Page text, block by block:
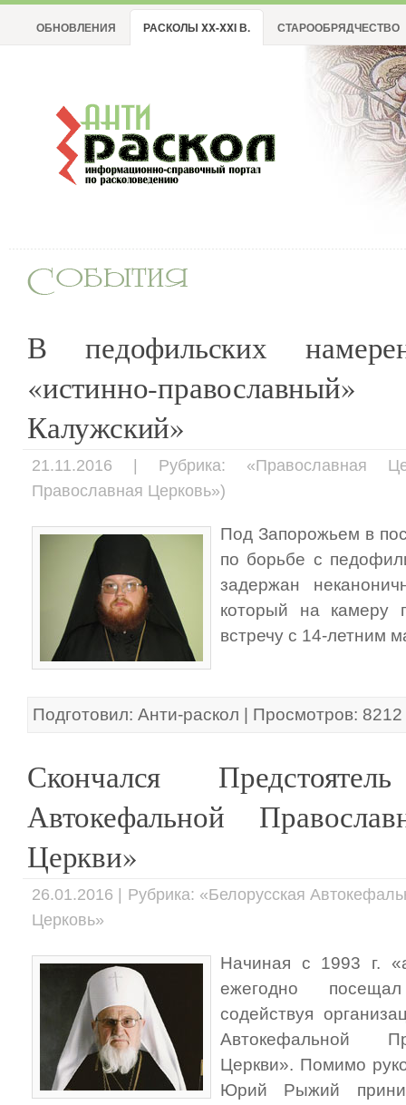
ОБНОВЛЕНИЯ РАСКОЛЫ XX-XXI В. СТАРООБРЯДЧЕСТВО
В педофильских
«истинно-
Калужский»
21.11.2016 | Рубрика: «Православная
Православная Церковь»)
Под Запорожьем в
по борьбе с
задержан
который на камеру
встречу с 14-летним
Подготовил: Анти-раскол | Просмотров: 8212
Скончался
Автокефальной
Церкви»
26.01.2016 | Рубрика: «Белорусская
Церковь»
Начиная с 1993 г.
ежегодно
содействуя
Автокефальной
Церкви». Помимо
Юрий Рыжий